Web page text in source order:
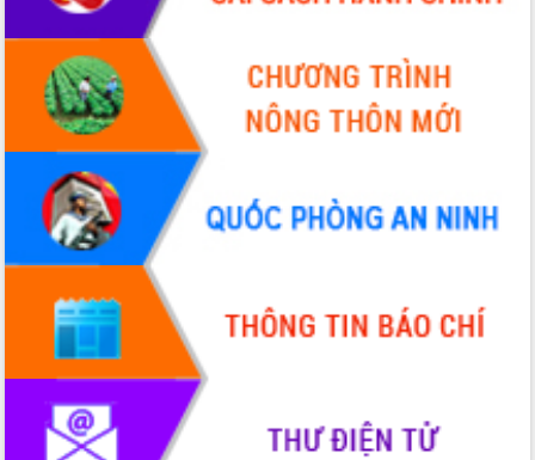
Đắk Lắk sơ kết 4 năm triển khai thực
hiện Đề án 06 của Chính phủ
Họp báo thông tin về Hội nghị Công bố
Quy hoạch và Xúc tiến đầu tư tỉnh Đắk
Khơi thông điểm nghẽn, đẩy nhanh
giải ngân vốn khắc phục thiên tai
HĐND tỉnh thông qua điều chỉnh Quy
hoạch tỉnh thời kỳ 2021-2030
Hội thảo góp ý hồ sơ điều chỉnh quy
hoạch tỉnh Đắk Lắk thời kỳ 2021-2030,
tầm nhìn đến năm 2050
Nâng cao hiệu quả hoạt động của các
doanh nghiệp nhà nước
Hội nghị triển khai kết nối mạng
truyền số liệu chuyên dùng phục vụ cơ
quan Đảng, Nhà nước